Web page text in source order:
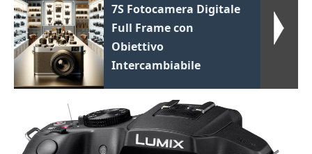
7S Fotocamera Digitale
Full Frame con
Obiettivo
Intercambiabile